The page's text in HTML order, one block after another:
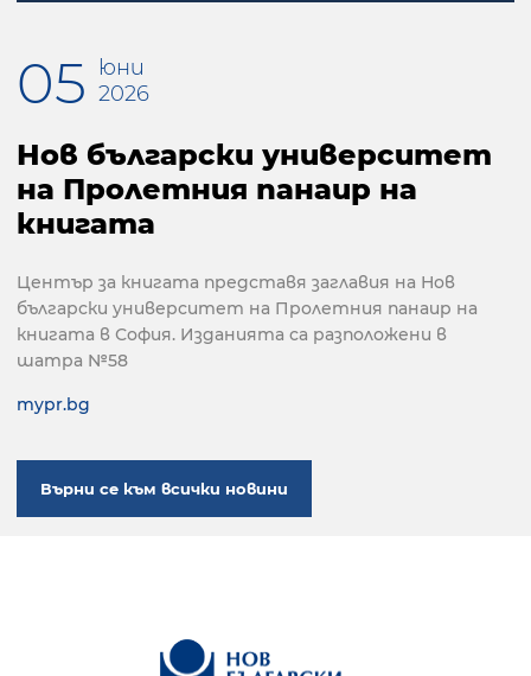
05
юни
2026
Нов български университет
на Пролетния панаир на
книгата
Център за книгата представя заглавия на Нов
български университет на Пролетния панаир на
книгата в София. Изданията са разположени в
шатра №58
mypr.bg
Върни се към всички новини